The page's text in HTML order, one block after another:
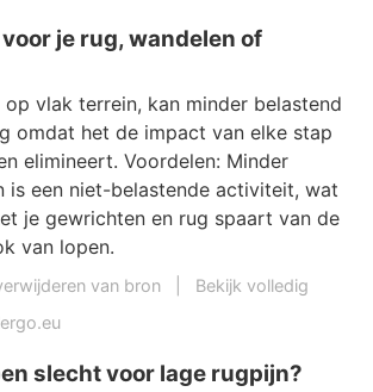
je rug, wandelen of
op vlak terrein, kan minder belastend
omdat het de impact van elke stap
elimineert. Voordelen: Minder
is een niet-belastende activiteit, wat
je gewrichten en rug spaart van de
van lopen.
van bron
Bekijk volledig
slecht voor lage rugpijn?